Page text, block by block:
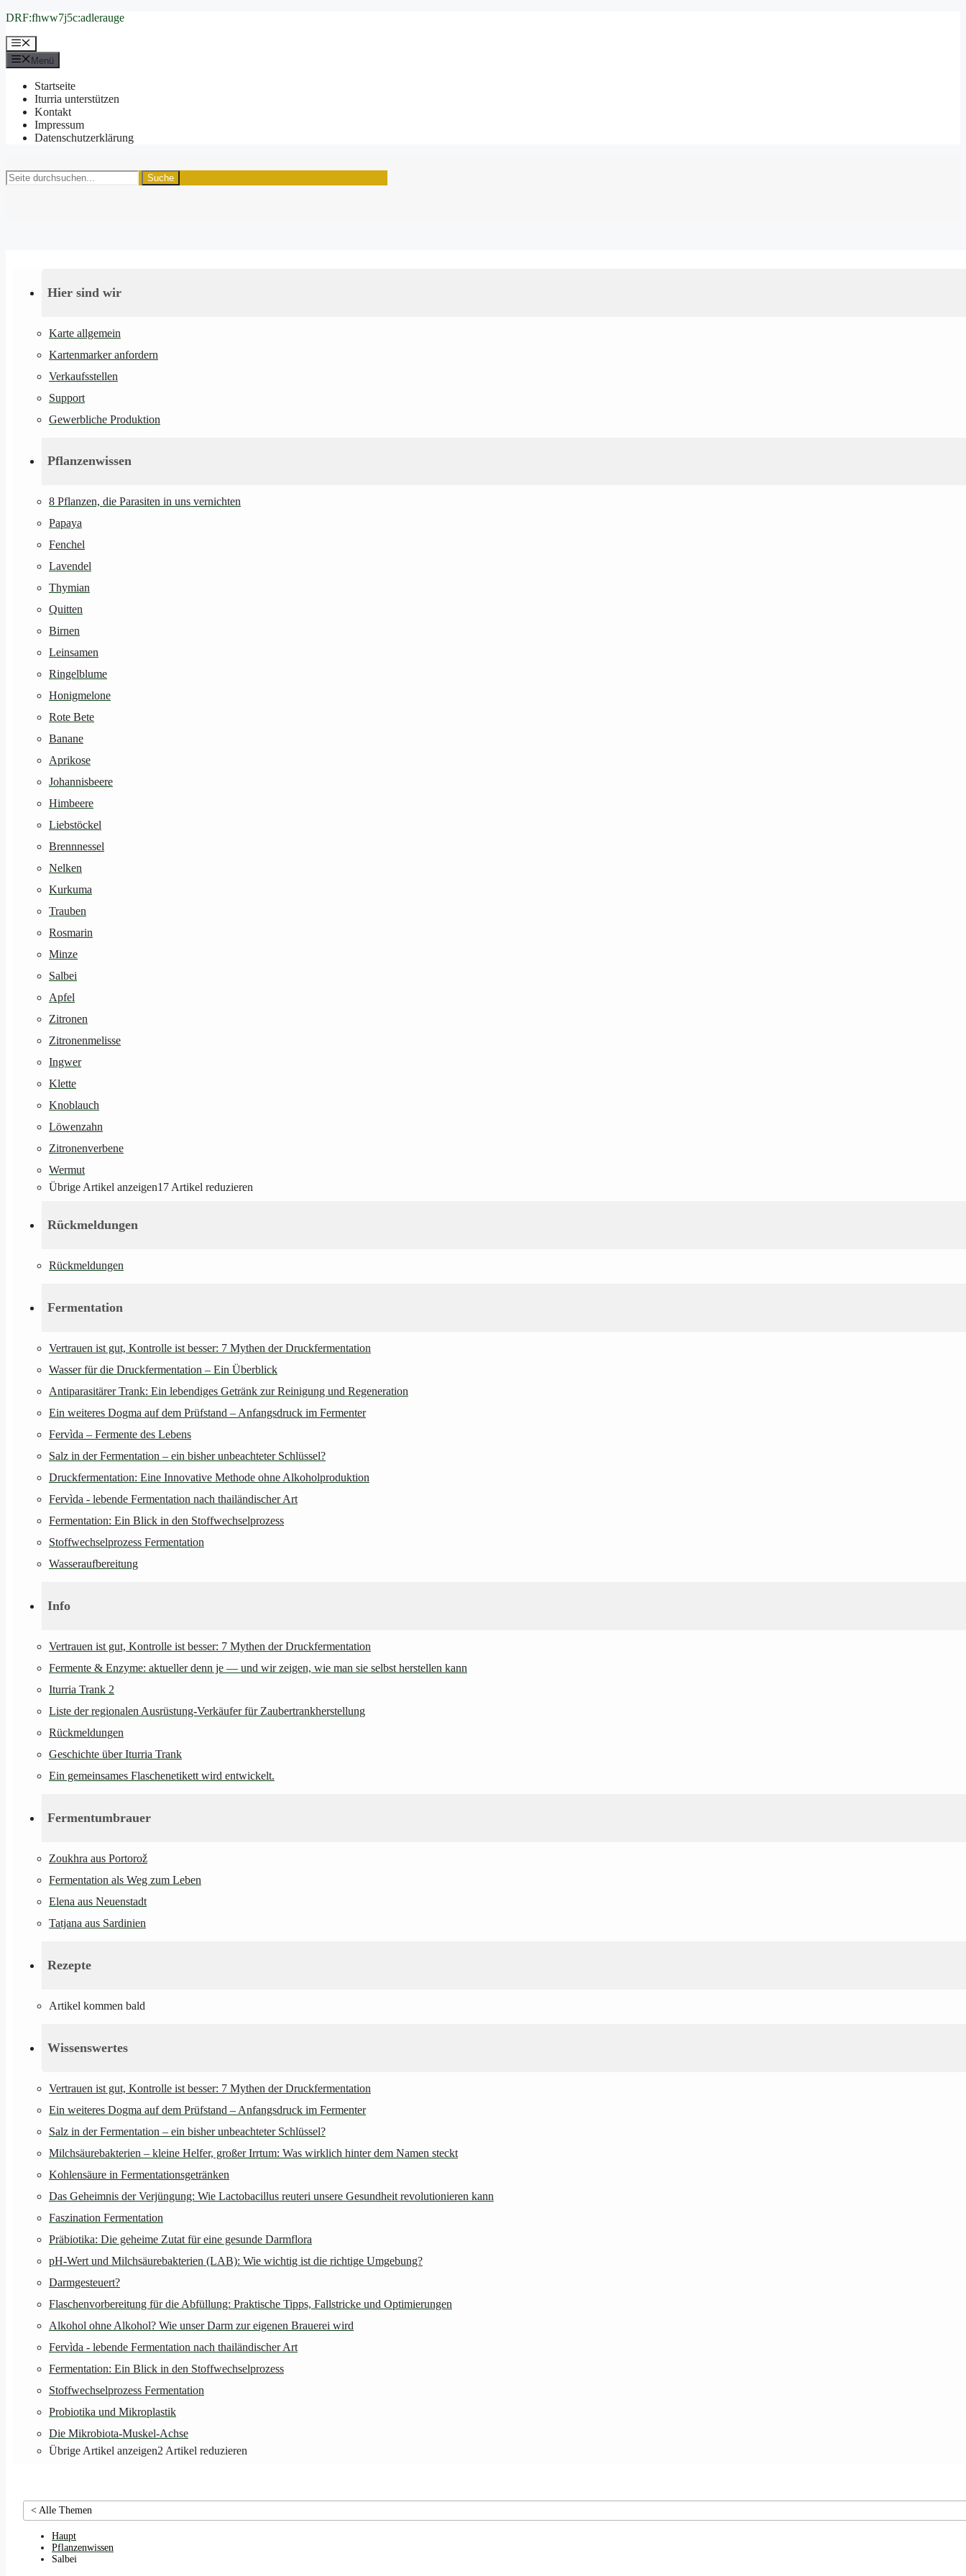
Zum
springen
DRF:fhww7j5c:adlerauge
Menü
Menü
Startseite
Iturria unterstützen
Kontakt
Impressum
Datenschutzerklärung
Suche
Hier sind wir
Karte allgemein
Kartenmarker anfordern
Verkaufsstellen
Support
Gewerbliche Produktion
Pflanzenwissen
8 Pflanzen, die Parasiten in uns vernichten
Papaya
Fenchel
Lavendel
Thymian
Quitten
Birnen
Leinsamen
Ringelblume
Honigmelone
Rote Bete
Banane
Aprikose
Johannisbeere
Himbeere
Liebstöckel
Brennnessel
Nelken
Kurkuma
Trauben
Rosmarin
Minze
Salbei
Apfel
Zitronen
Zitronenmelisse
Ingwer
Klette
Knoblauch
Löwenzahn
Zitronenverbene
Wermut
Übrige Artikel anzeigen17Artikel reduzieren
Rückmeldungen
Rückmeldungen
Fermentation
Vertrauen ist gut, Kontrolle ist besser: 7 Mythen der Druckfermentation
Wasser für die Druckfermentation – Ein Überblick
Antiparasitärer Trank: Ein lebendiges Getränk zur Reinigung und Regeneration
Ein weiteres Dogma auf dem Prüfstand – Anfangsdruck im Fermenter
Fervìda – Fermente des Lebens
Salz in der Fermentation – ein bisher unbeachteter Schlüssel?
Druckfermentation: Eine Innovative Methode ohne Alkoholproduktion
Fervìda - lebende Fermentation nach thailändischer Art
Fermentation: Ein Blick in den Stoffwechselprozess
Stoffwechselprozess Fermentation
Wasseraufbereitung
Info
Vertrauen ist gut, Kontrolle ist besser: 7 Mythen der Druckfermentation
Fermente & Enzyme: aktueller denn je — und wir zeigen, wie man sie selbst herstellen kann
Iturria Trank 2
Liste der regionalen Ausrüstung-Verkäufer für Zaubertrankherstellung
Rückmeldungen
Geschichte über Iturria Trank
Ein gemeinsames Flaschenetikett wird entwickelt.
Fermentumbrauer
Zoukhra aus Portorož
Fermentation als Weg zum Leben
Elena aus Neuenstadt
Tatjana aus Sardinien
Rezepte
Artikel kommen bald
Wissenswertes
Vertrauen ist gut, Kontrolle ist besser: 7 Mythen der Druckfermentation
Ein weiteres Dogma auf dem Prüfstand – Anfangsdruck im Fermenter
Salz in der Fermentation – ein bisher unbeachteter Schlüssel?
Milchsäurebakterien – kleine Helfer, großer Irrtum: Was wirklich hinter dem Namen steckt
Kohlensäure in Fermentationsgetränken
Das Geheimnis der Verjüngung: Wie Lactobacillus reuteri unsere Gesundheit revolutionieren kann
Faszination Fermentation
Präbiotika: Die geheime Zutat für eine gesunde Darmflora
pH-Wert und Milchsäurebakterien (LAB): Wie wichtig ist die richtige Umgebung?
Darmgesteuert?
Flaschenvorbereitung für die Abfüllung: Praktische Tipps, Fallstricke und Optimierungen
Alkohol ohne Alkohol? Wie unser Darm zur eigenen Brauerei wird
Fervìda - lebende Fermentation nach thailändischer Art
Fermentation: Ein Blick in den Stoffwechselprozess
Stoffwechselprozess Fermentation
Probiotika und Mikroplastik
Die Mikrobiota-Muskel-Achse
Übrige Artikel anzeigen2 Artikel reduzieren
< Alle Themen
Haupt
Pflanzenwissen
Salbei